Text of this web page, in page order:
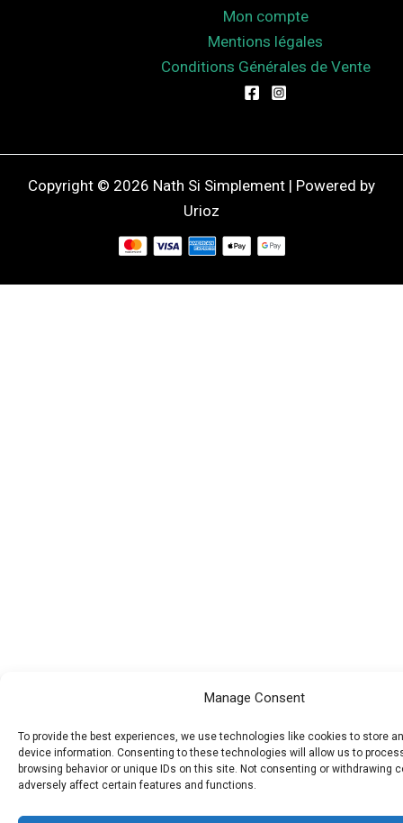
Manage Consent
To provide the best experiences, we use technologies like cookies to store
device information. Consenting to these technologies will allow us to
browsing behavior or unique IDs on this site. Not consenting or withdrawing
adversely affect certain features and functions.
Mon compte
Mentions légales
Conditions Générales de Vente
Copyright © 2026 Nath Si Simplement | Powered by
Urioz